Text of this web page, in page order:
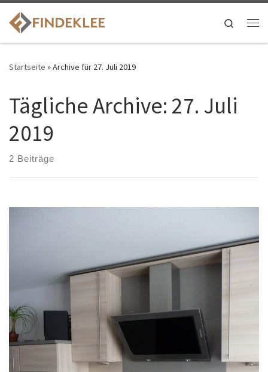
Search
Startseite »Archive für 27. Juli 2019
Tägliche Archive: 27. Juli
2019
2 Beiträge